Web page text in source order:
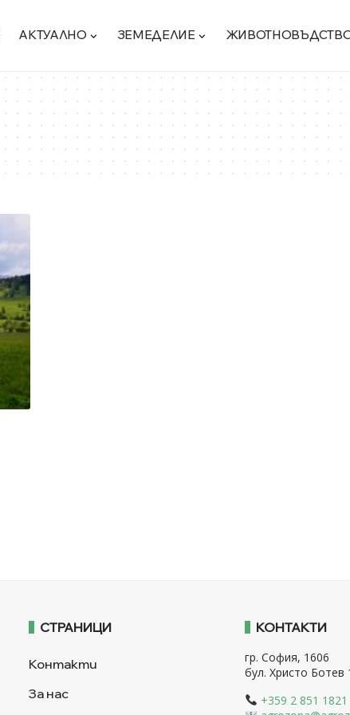
АКТУАЛНО ЗЕМЕДЕЛИЕ
СТРАНИЦИ
Контакти
За нас
КОНТАКТИ
гр. София, 1606
бул. Христо Ботев
+359 2 851 1821